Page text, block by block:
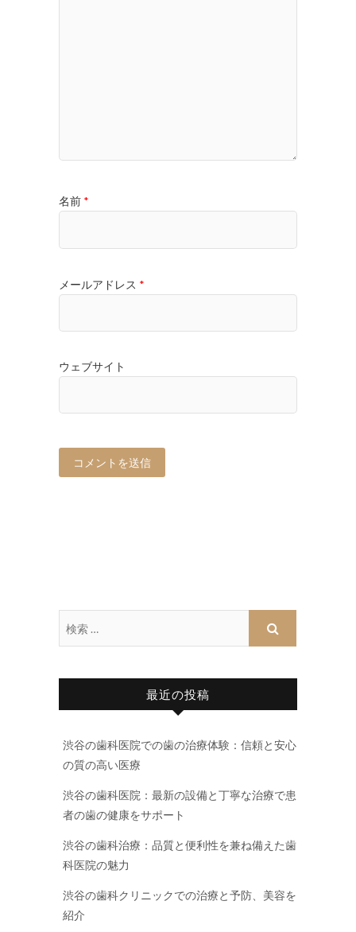
名前 *
メールアドレス *
ウェブサイト
最近の投稿
渋谷の歯科医院での歯の治療体験：信頼と安心
の質の高い医療
渋谷の歯科医院：最新の設備と丁寧な治療で患
者の歯の健康をサポート
渋谷の歯科治療：品質と便利性を兼ね備えた歯
科医院の魅力
渋谷の歯科クリニックでの治療と予防、美容を
紹介